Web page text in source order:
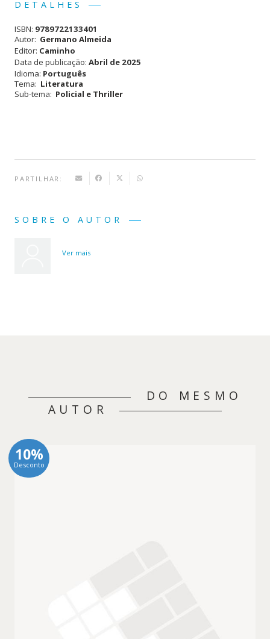
Correntes
D’Escritas
DETALHES
ISBN: 9789722133401
Autor: Germano Almeida
Editor: Caminho
Data de publicação: Abril de 2025
Idioma: Português
Tema: Literatura
Sub-tema: Policial e Thriller
PARTILHAR:
SOBRE O AUTOR
Ver mais
DO MESMO
AUTOR
10%
Desconto